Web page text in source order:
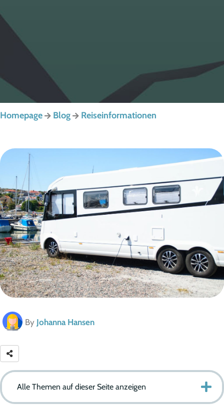
Homepage Blog Reiseinformationen
By Johanna Hansen
Alle Themen auf dieser Seite anzeigen